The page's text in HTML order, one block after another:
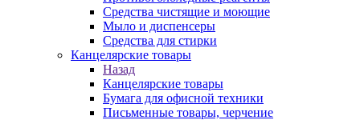
Средства чистящие и моющие
Мыло и диспенсеры
Средства для стирки
Канцелярские товары
Назад
Канцелярские товары
Бумага для офисной техники
Письменные товары, черчение